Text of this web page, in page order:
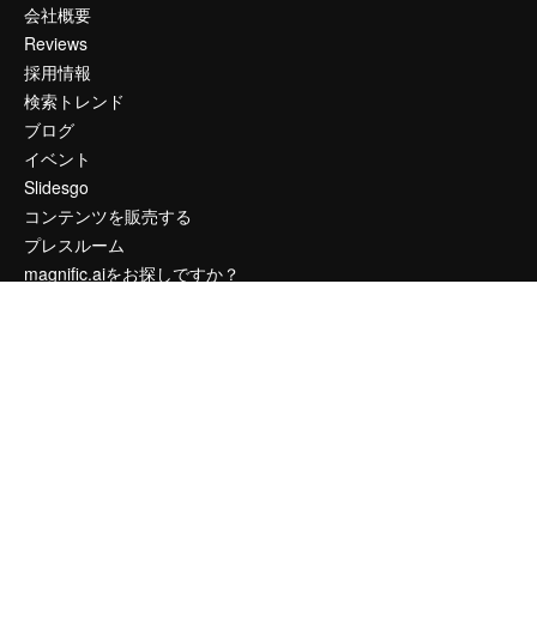
会社概要
Reviews
採用情報
検索トレンド
ブログ
イベント
Slidesgo
コンテンツを販売する
プレスルーム
magnific.aiをお探しですか？